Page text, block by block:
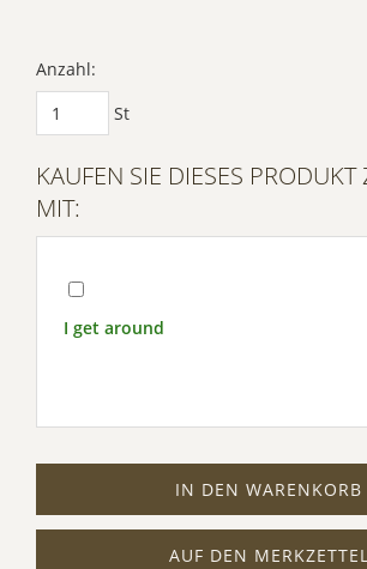
Anzahl:
St
KAUFEN SIE DIESES
MIT:
I get around
IN DEN WARENKORB
AUF DEN MERKZETTEL